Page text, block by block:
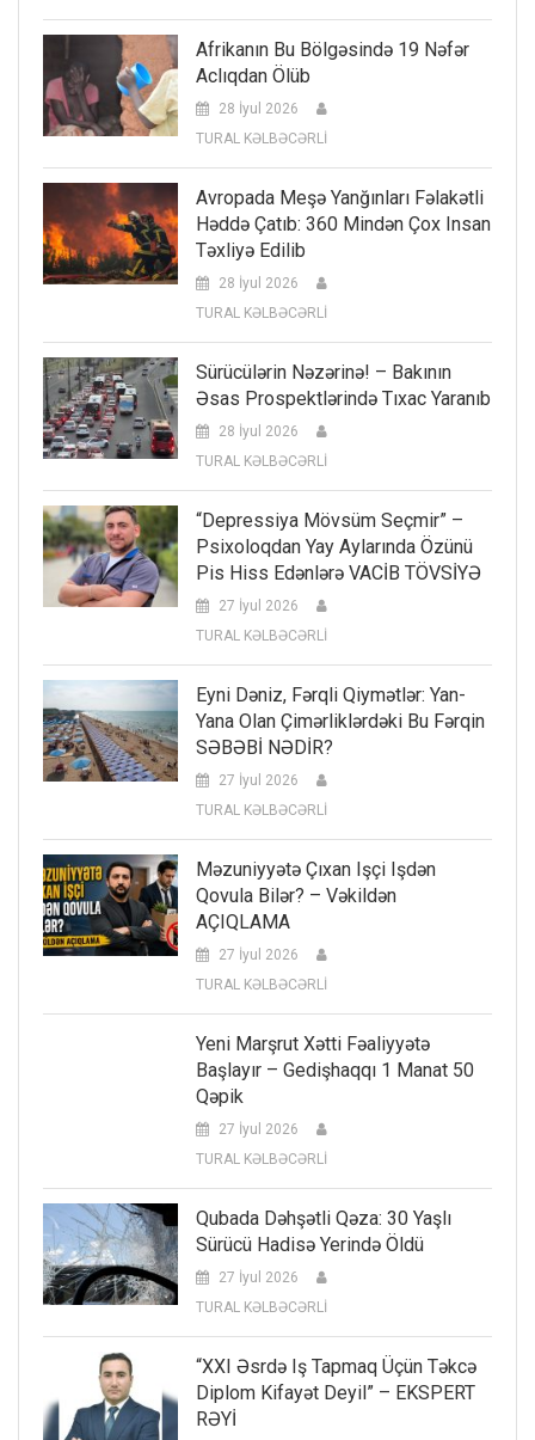
Afrikanın Bu Bölgəsində 19 Nəfər
Aclıqdan Ölüb
28 İyul 2026
TURAL KƏLBƏCƏRLİ
Avropada Meşə Yanğınları Fəlakətli
Həddə Çatıb: 360 Mindən Çox Insan
Təxliyə Edilib
28 İyul 2026
TURAL KƏLBƏCƏRLİ
Sürücülərin Nəzərinə! – Bakının
Əsas Prospektlərində Tıxac Yaranıb
28 İyul 2026
TURAL KƏLBƏCƏRLİ
“Depressiya Mövsüm Seçmir” –
Psixoloqdan Yay Aylarında Özünü
Pis Hiss Edənlərə VACİB TÖVSİYƏ
27 İyul 2026
TURAL KƏLBƏCƏRLİ
Eyni Dəniz, Fərqli Qiymətlər: Yan-
Yana Olan Çimərliklərdəki Bu Fərqin
SƏBƏBİ NƏDİR?
27 İyul 2026
TURAL KƏLBƏCƏRLİ
Məzuniyyətə Çıxan Işçi Işdən
Qovula Bilər? – Vəkildən
AÇIQLAMA
27 İyul 2026
TURAL KƏLBƏCƏRLİ
Yeni Marşrut Xətti Fəaliyyətə
Başlayır – Gedişhaqqı 1 Manat 50
Qəpik
27 İyul 2026
TURAL KƏLBƏCƏRLİ
Qubada Dəhşətli Qəza: 30 Yaşlı
Sürücü Hadisə Yerində Öldü
27 İyul 2026
TURAL KƏLBƏCƏRLİ
“XXI Əsrdə Iş Tapmaq Üçün Təkcə
Diplom Kifayət Deyil” – EKSPERT
RƏYİ